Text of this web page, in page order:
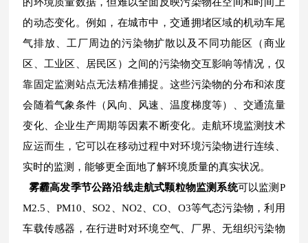
的动态变化。例如，在城市中，交通拥堵区域的机动车尾
气排放、工厂周边的污染物扩散以及不同功能区（商业
区、工业区、居民区）之间的污染物交互影响等情况，仅
靠固定监测站点无法精准捕捉。这些污染物的分布和浓度
会随着气象条件（风向、风速、温度梯度等）、交通流量
变化、企业生产周期等因素不断变化。走航环境监测技术
应运而生，它可以在移动过程中对环境污染物进行连续、
实时的监测，能够更全面地了解环境质量的真实状况。
雾霾高发季节公路沿线走航式颗粒物监测系统可以监测P
M2.5、PM10、SO2、NO2、CO、O3等气态污染物，利用
车载传感器，在行进时对环境空气、厂界、无组织污染物